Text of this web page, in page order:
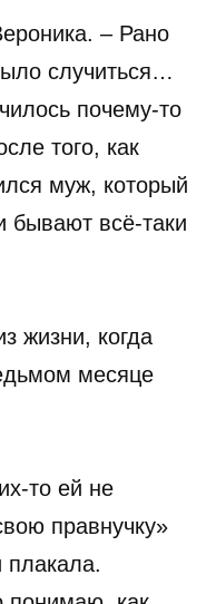
– Рано
случиться…
почему-то
того, как
муж, который
бывают всё-таки
жизни, когда
месяце
то ей не
правнучку»